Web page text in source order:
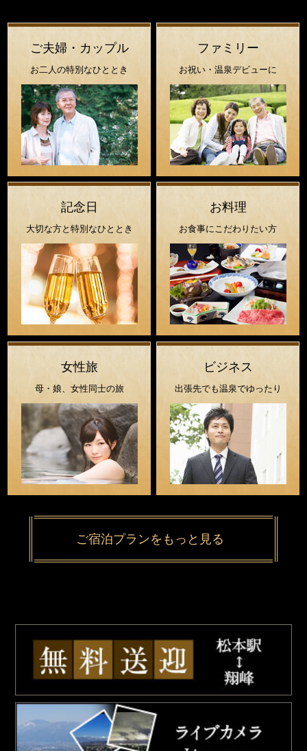
ご夫婦・カップル
お二人の特別なひととき
ファミリー
お祝い・温泉デビューに
記念日
大切な方と特別なひととき
お料理
お食事にこだわりたい方
女性旅
母・娘、女性同士の旅
ビジネス
出張先でも温泉でゆったり
ご宿泊プランをもっと見る